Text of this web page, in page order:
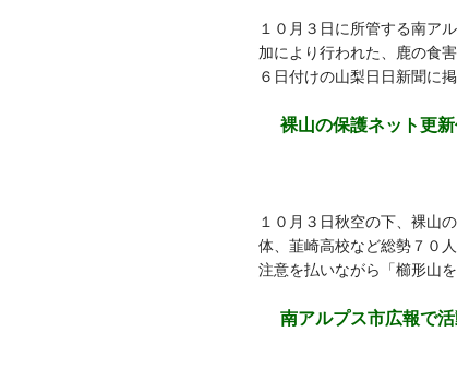
１０月３日に所管する南ア
加により行われた、鹿の食
６日付けの山梨日日新聞に
裸山の保護ネット更
１０月３日秋空の下、裸山
体、韮崎高校など総勢７０
注意を払いながら「櫛形山
南アルプス市広報で